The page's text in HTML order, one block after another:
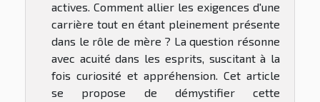
actives. Comment allier les exigences d'une
carrière tout en étant pleinement présente
dans le rôle de mère ? La question résonne
avec acuité dans les esprits, suscitant à la
fois curiosité et appréhension. Cet article
se propose de démystifier cette